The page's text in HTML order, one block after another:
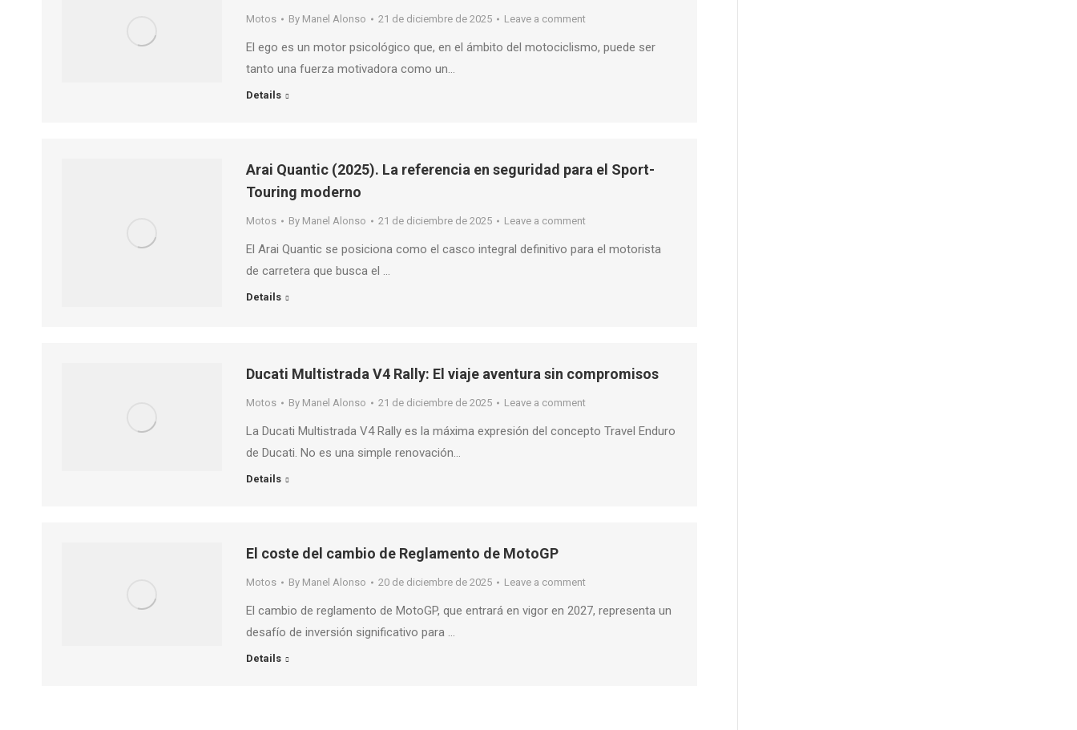
Motos By Manel Alonso 21 de diciembre de 2025 Leave a comment
El ego es un motor psicológico que, en el ámbito del motociclismo, puede ser
tanto una fuerza motivadora como un…
Details
Arai Quantic (2025). La referencia en seguridad para el Sport-
Touring moderno
Motos By Manel Alonso 21 de diciembre de 2025 Leave a comment
El Arai Quantic se posiciona como el casco integral definitivo para el motorista
de carretera que busca el …
Details
Ducati Multistrada V4 Rally: El viaje aventura sin compromisos
Motos By Manel Alonso 21 de diciembre de 2025 Leave a comment
La Ducati Multistrada V4 Rally es la máxima expresión del concepto Travel Enduro
de Ducati. No es una simple renovación…
Details
El coste del cambio de Reglamento de MotoGP
Motos By Manel Alonso 20 de diciembre de 2025 Leave a comment
El cambio de reglamento de MotoGP, que entrará en vigor en 2027, representa un
desafío de inversión significativo para …
Details